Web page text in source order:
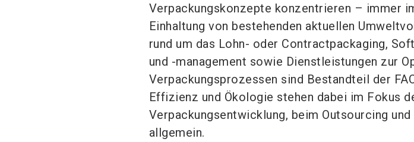
Verpackungskonzepte konzentrieren – immer
Einhaltung von bestehenden aktuellen
rund um das Lohn- oder Contractpackaging,
und -management sowie Dienstleistungen zur
Verpackungsprozessen sind Bestandteil der
Effizienz und Ökologie stehen dabei im Fokus
Verpackungsentwicklung, beim Outsourcing
allgemein.